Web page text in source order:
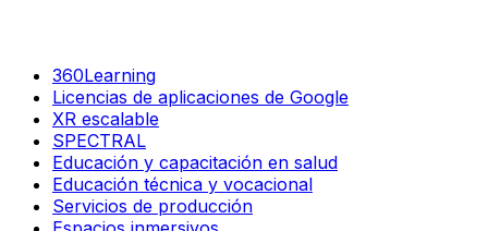
360Learning
Licencias de aplicaciones de Google
XR escalable
SPECTRAL
Educación y capacitación en salud
Educación técnica y vocacional
Servicios de producción